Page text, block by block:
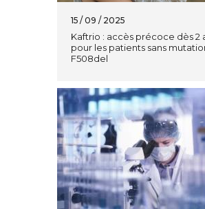
15 / 09 / 2025
Kaftrio : accès précoce dès 2
pour les patients sans
F508del